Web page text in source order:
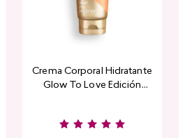
Crema Corporal Hidratante
Glow To Love Edición